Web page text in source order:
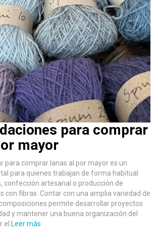
para comprar
mayor
para comprar lanas al por mayor es un
para quienes trabajan de forma habitual
confección artesanal o producción de
con fibras. Contar con una amplia variedad de
permite desarrollar proyectos
y mantener una buena organización del
el Leer más